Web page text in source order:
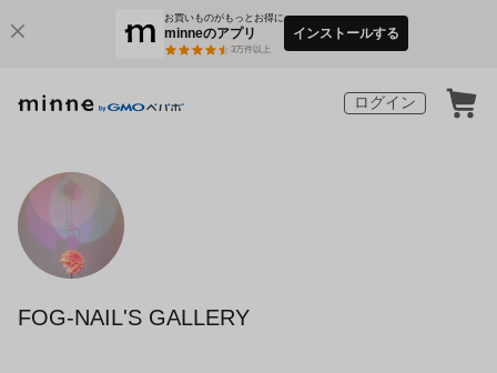
お買いものがもっとお得に
minneのアプリ
3万件以上
インストールする
ログイン
FOG-NAIL'S GALLERY